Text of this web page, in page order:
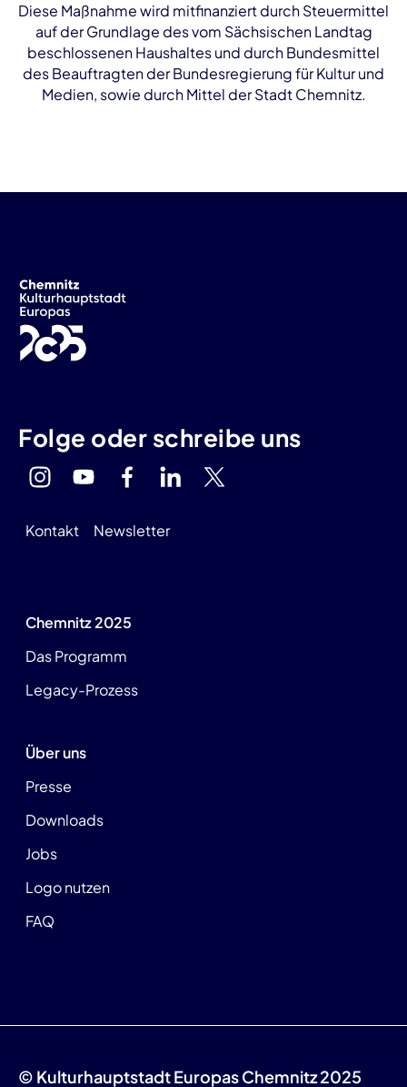
Diese Maßnahme wird mitfinanziert durch Steuermittel
auf der Grundlage des vom Sächsischen Landtag
beschlossenen Haushaltes und durch Bundesmittel
des Beauftragten der Bundesregierung für Kultur und
Medien, sowie durch Mittel der Stadt Chemnitz.
Folge oder schreibe uns
Kontakt Newsletter
Chemnitz 2025
Das Programm
Legacy-Prozess
Über uns
Presse
Downloads
Jobs
Logo nutzen
FAQ
© Kulturhauptstadt Europas Chemnitz 2025